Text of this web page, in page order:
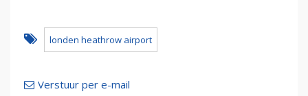
londen heathrow airport
Verstuur per e-mail